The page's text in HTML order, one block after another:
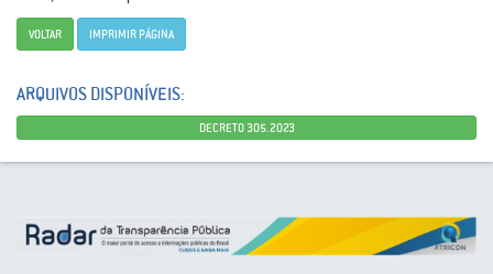
VOLTAR IMPRIMIR PÁGINA
ARQUIVOS DISPONÍVEIS:
DECRETO 305.2023